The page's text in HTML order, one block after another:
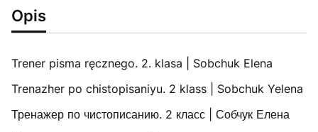
Opis
Trener pisma ręcznego. 2. klasa | Sobchuk Elena
Trenazher po chistopisaniyu. 2 klass | Sobchuk Yelena
Тренажер по чистописанию. 2 класс | Собчук Елена